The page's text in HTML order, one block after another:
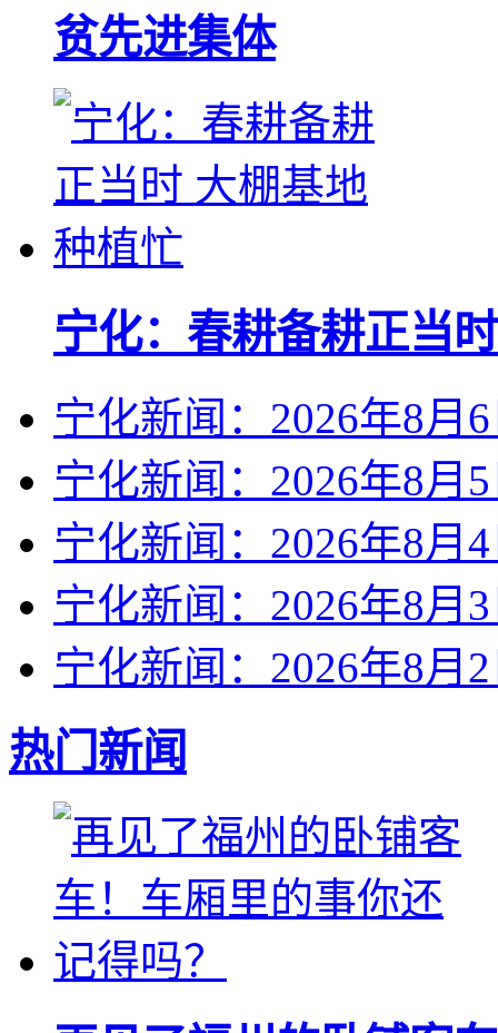
贫先进集体
宁化：春耕备耕正当
宁化新闻：2026年8月
宁化新闻：2026年8月
宁化新闻：2026年8月
宁化新闻：2026年8月
宁化新闻：2026年8月
热门新闻